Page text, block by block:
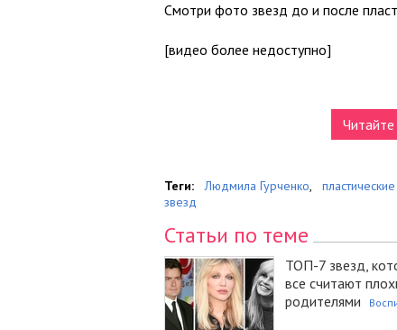
Смотри фото звезд до и после
[видео более недоступно]
Теги: Людмила Гурченко,
звезд
Статьи по теме
ТОП-7 звезд,
все считают
родителями